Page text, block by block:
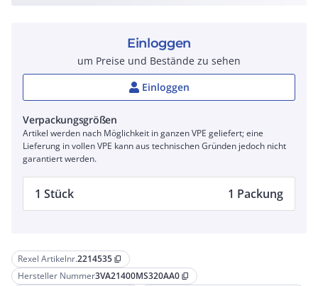
Rexel Artikelnr.2214535 content_copy
Hersteller Nummer3VA21400MS320AA0 content_copy
Einloggen
um Preise und Bestände zu sehen
Einloggen
Verpackungsgrößen
Artikel werden nach Möglichkeit in ganzen VPE geliefert; eine
Lieferung in vollen VPE kann aus technischen Gründen jedoch nicht
garantiert werden.
1 Stück 1 Packung